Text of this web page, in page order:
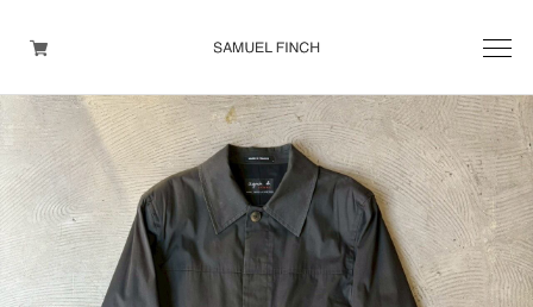
Men's
Maison Martin Margiela
Helmut Lang